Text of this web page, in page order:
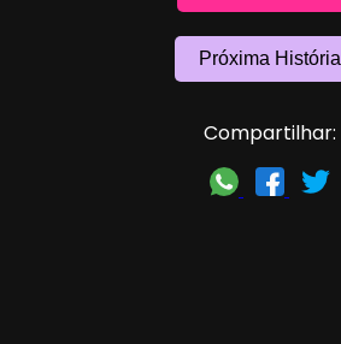
Próxima História
Compartilhar: